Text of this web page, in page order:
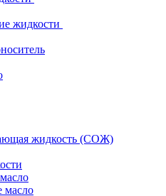
жидкости
жидкость (СОЖ)
масло